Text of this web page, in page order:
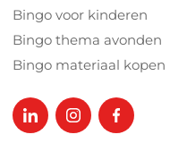
Bingo voor kinderen
Bingo thema avonden
Bingo materiaal kopen